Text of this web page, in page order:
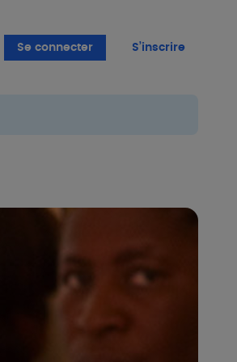
Se connecter S’inscrire